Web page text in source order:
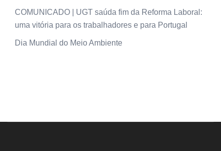
COMUNICADO | UGT saúda fim da Reforma Laboral:
uma vitória para os trabalhadores e para Portugal
Dia Mundial do Meio Ambiente